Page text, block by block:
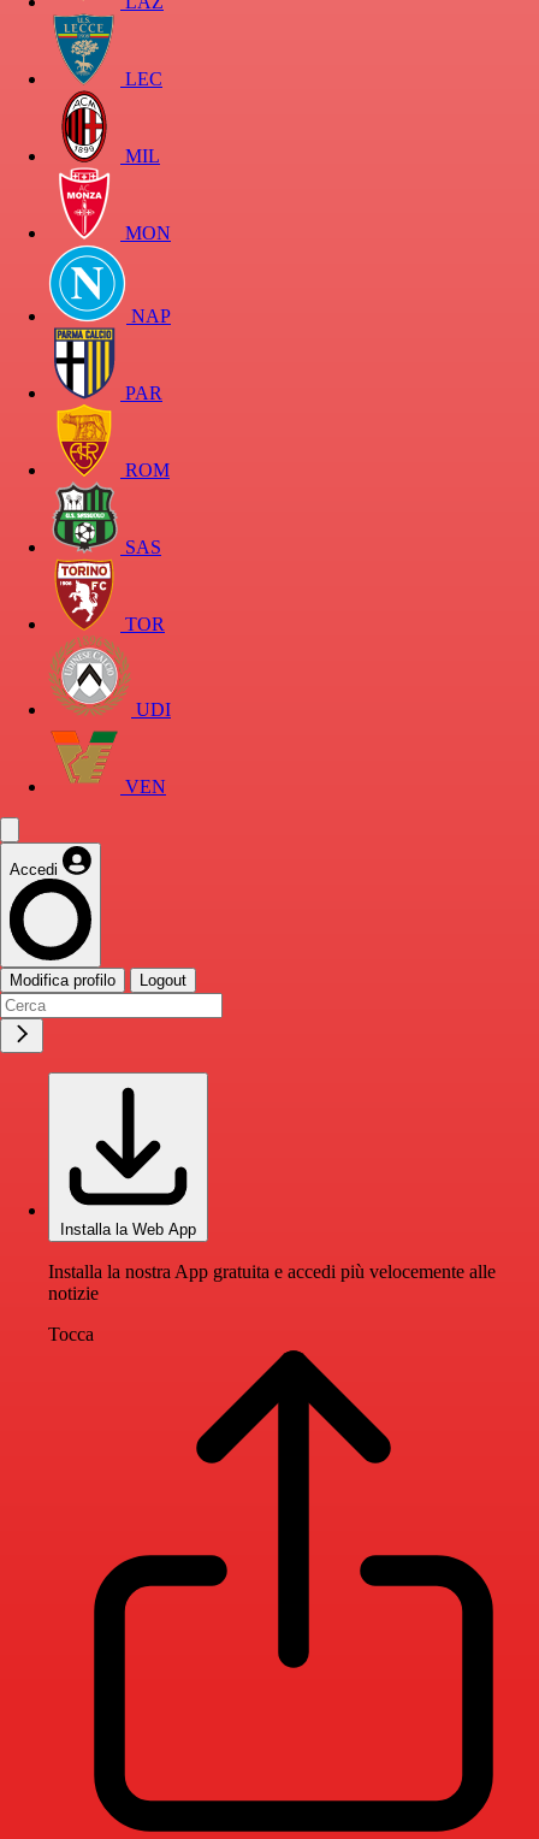
LEC
MIL
MON
NAP
PAR
ROM
SAS
TOR
UDI
VEN
Accedi
Modifica profilo Logout
Installa la Web App
Installa la nostra App gratuita e accedi più velocemente alle
notizie
Tocca